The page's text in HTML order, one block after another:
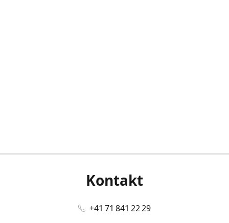
Kontakt
+41 71 841 22 29